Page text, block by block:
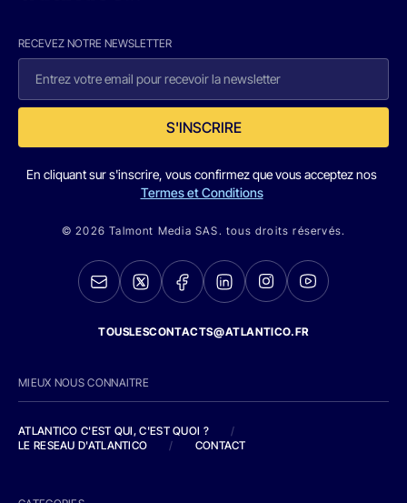
RECEVEZ NOTRE NEWSLETTER
S'INSCRIRE
En cliquant sur s'inscrire, vous confirmez que vous acceptez nos
Termes et Conditions
© 2026 Talmont Media SAS. tous droits réservés.
TOUSLESCONTACTS@ATLANTICO.FR
MIEUX NOUS CONNAITRE
ATLANTICO C'EST QUI, C'EST QUOI ?
/
LE RESEAU D'ATLANTICO
/ CONTACT